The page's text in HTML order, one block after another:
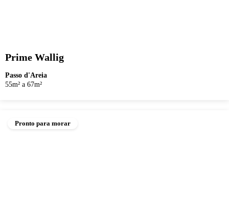
Prime Wallig
Passo d'Areia
55m² a 67m²
Pronto para morar